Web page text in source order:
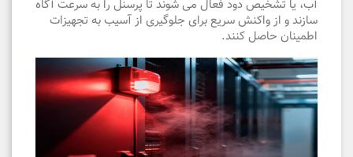
آب، یا تشخیص دود فعال می شوند تا پرسنل را به سرعت آگاه
سازند و از واکنش سریع برای جلوگیری از آسیب به تجهیزات
اطمینان حاصل کنند.